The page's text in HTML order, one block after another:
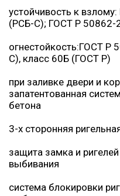
устойчивость к
(РСБ-С); ГОСТ Р 50862-
огнестойкость:ГОСТ Р
С), класс 60Б (ГОСТ Р)
при заливке двери и
запатентованная
бетона
3-х сторонняя
защита замка и
выбивания
система блокировки